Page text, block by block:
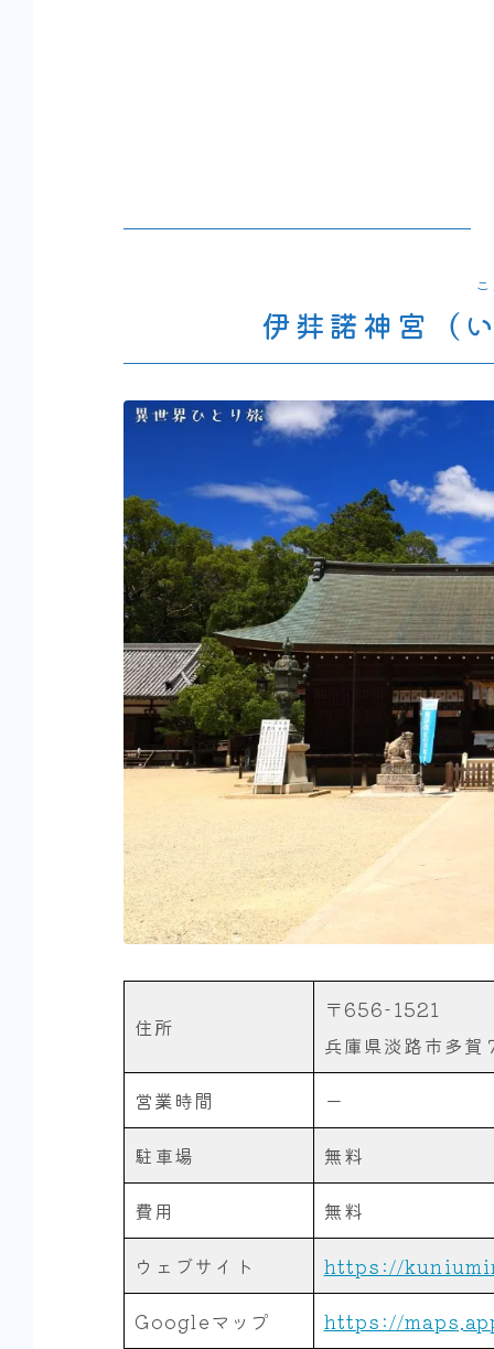
伊弉諾神宮（
住所
〒656-1521
兵庫県淡路市多賀
営業時間
ー
駐車場
無料
費用
無料
ウェブサイト
https://
Googleマップ
https://